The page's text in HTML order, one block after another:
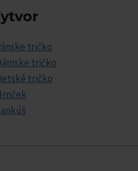
tričko
tričko
tričko